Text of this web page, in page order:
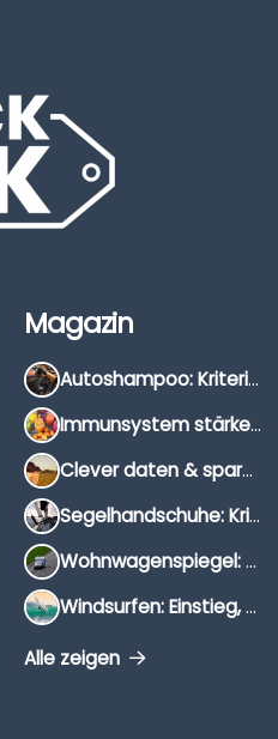
Magazin
Autoshampoo: Kriterien, Unterschiede & Anwendung
Immunsystem stärken: Hausmittel, Vitamine & Wissenswertes
Clever daten & sparen: So findest du die besten Deals für Dates und Unternehmungen
Segelhandschuhe: Kriterien, Materialien & Tipps
Wohnwagenspiegel: Auswahl, Preise & Montage
Windsurfen: Einstieg, Ausrüstung & Tipps
Alle zeigen